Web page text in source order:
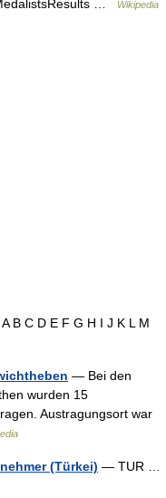
…
Wikipedia
B C D E F G H I J K L M
— Bei den
wurden 15
Austragungsort war
(Türkei) — TUR …